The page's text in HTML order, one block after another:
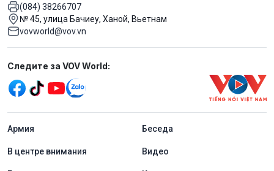
(084) 38266707
№ 45, улица Бачиеу, Ханой, Вьетнам
vovworld@vov.vn
Mạng xã hội
Следите за VOV World:
menu footer tiếng Nga
Aрмия Беседа
В центре внимания Видео